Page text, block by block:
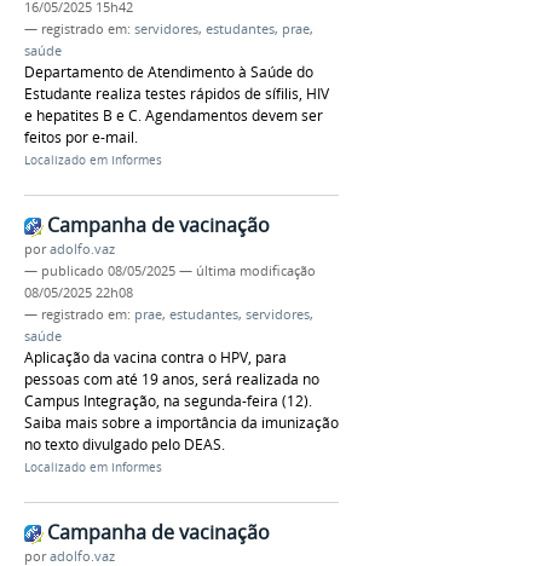
16/05/2025 15h42
— registrado em: servidores, estudantes, prae,
saúde
Departamento de Atendimento à Saúde do
Estudante realiza testes rápidos de sífilis, HIV
e hepatites B e C. Agendamentos devem ser
feitos por e-mail.
Localizado em Informes
Campanha de vacinação
poradolfo.vaz
— publicado 08/05/2025 — última modificação
08/05/2025 22h08
— registrado em: prae, estudantes, servidores,
saúde
Aplicação da vacina contra o HPV, para
pessoas com até 19 anos, será realizada no
Campus Integração, na segunda-feira (12).
Saiba mais sobre a importância da imunização
no texto divulgado pelo DEAS.
Localizado em Informes
Campanha de vacinação
poradolfo.vaz